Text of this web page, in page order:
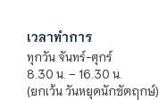
เวลาทำการ
ทุกวัน จันทร์-ศุกร์
8.30 น. – 16.30 น.
(ยกเว้น วันหยุดนักขัตฤกษ์)